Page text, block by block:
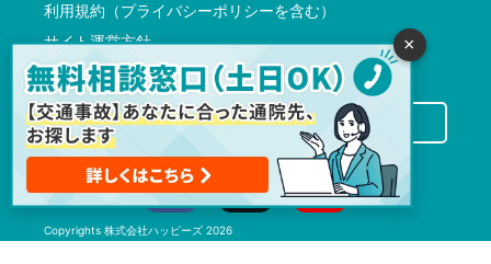
利用規約（プライバシーポリシーを含む）
サイト運営方針
反社会的勢力に対する基本方針
交通事故病院サーチに掲載希望の先生方へ
Copyrights 株式会社ハッピーズ 2026
×